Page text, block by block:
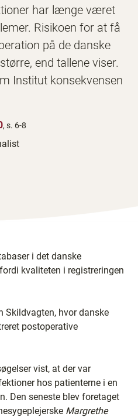
har længe været
Risikoen for at få
på de danske
end tallene viser.
Institut konsekvensen
, s. 6-8
i det danske
kvaliteten i registreringen
Skildvagten, hvor danske
postoperative
vist, at der var
hos patienterne i en
Den seneste blev foretaget
Margrethe